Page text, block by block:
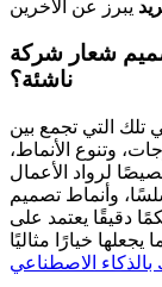
شعار شركة
ناشئة؟
تلك التي تجمع بين
وتنوع الأنماط،
لرواد الأعمال
وأنماط تصميم
دقيقًا يعتمد على
يجعلها خيارًا مثاليًا
الاصطناعي